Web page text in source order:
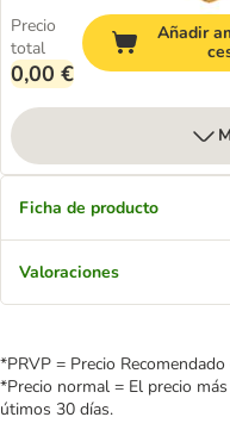
Precio
total
0,00 €
Añadir
Ficha de producto
Valoraciones
*PRVP = Precio
*Precio normal = El precio
útimos 30 días.